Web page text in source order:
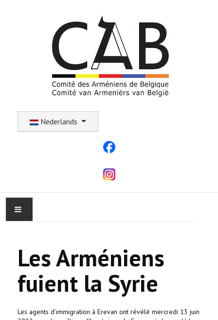
Nederlands
ACTUALITEIT
GEMEENSCHAP
Les Arméniens
fuient la Syrie
Les agents d’immigration à Erevan ont révélé mercredi 13 juin